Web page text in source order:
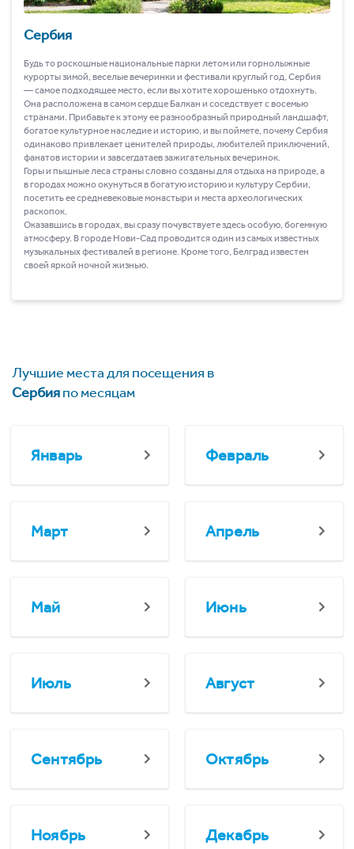
Сербия
Будь то роскошные национальные парки летом или горнолыжные
курорты зимой, веселые вечеринки и фестивали круглый год, Сербия
― самое подходящее место, если вы хотите хорошенько отдохнуть.
Она расположена в самом сердце Балкан и соседствует с восемью
странами. Прибавьте к этому ее разнообразный природный ландшафт,
богатое культурное наследие и историю, и вы поймете, почему Сербия
одинаково привлекает ценителей природы, любителей приключений,
фанатов истории и завсегдатаев зажигательных вечеринок.
Горы и пышные леса страны словно созданы для отдыха на природе, а
в городах можно окунуться в богатую историю и культуру Сербии,
посетить ее средневековые монастыри и места археологических
раскопок.
Оказавшись в городах, вы сразу почувствуете здесь особую, богемную
атмосферу. В городе Нови-Сад проводится один из самых известных
музыкальных фестивалей в регионе. Кроме того, Белград известен
своей яркой ночной жизнью.
Лучшие места для посещения в
Сербияпо месяцам
Январь Февраль
Март Апрель
Май Июнь
Июль Август
Сентябрь Октябрь
Ноябрь Декабрь